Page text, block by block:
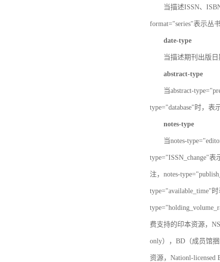
当描述ISSN、
format="series"表示丛
date-type
当描述期刊出版日
abstract-type
当abstract-
type="database"时，表
notes-type
当notes-
type="ISSN_change"
注，notes-
type="available_time"
费支持的印本资源，
only），BD（成员馆
资源，Nationl-licensed